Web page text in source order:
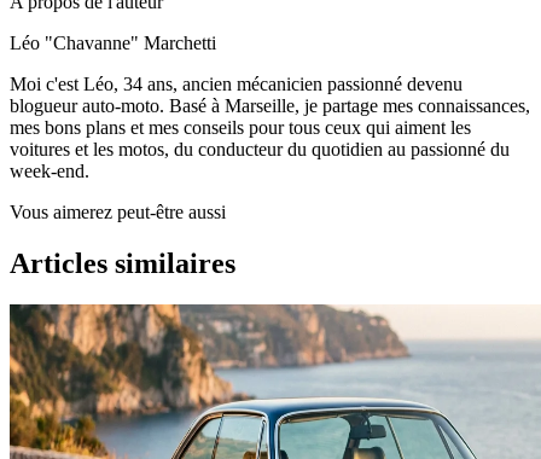
Léo "Chavanne" Marchetti
Moi c'est Léo, 34 ans, ancien mécanicien passionné devenu
blogueur auto-moto. Basé à Marseille, je partage mes connaissances,
mes bons plans et mes conseils pour tous ceux qui aiment les
voitures et les motos, du conducteur du quotidien au passionné du
week-end.
Vous aimerez peut-être aussi
Articles similaires